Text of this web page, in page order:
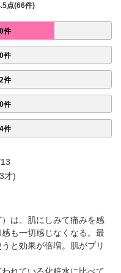
点(66件)
件
件
2件
0件
4件
才)
は、肌にしみて痛みを感
も一切感じなくなる。最
と効果が倍増。肌がプリ